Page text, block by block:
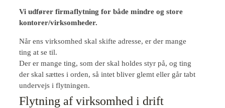
Vi udfører firmaflytning for både mindre og store
kontorer/virksomheder.
Når ens virksomhed skal skifte adresse, er der mange
ting at se til.
Der er mange ting, som der skal holdes styr på, og ting
der skal sættes i orden, så intet bliver glemt eller går tabt
undervejs i flytningen.
Flytning af virksomhed i drift